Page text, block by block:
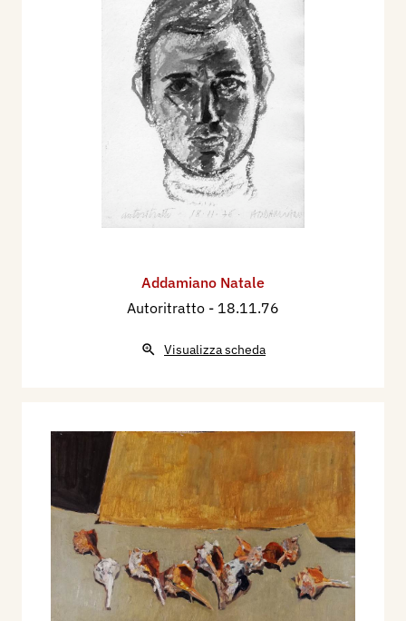
Addamiano Natale
Autoritratto - 18.11.76
Visualizza scheda